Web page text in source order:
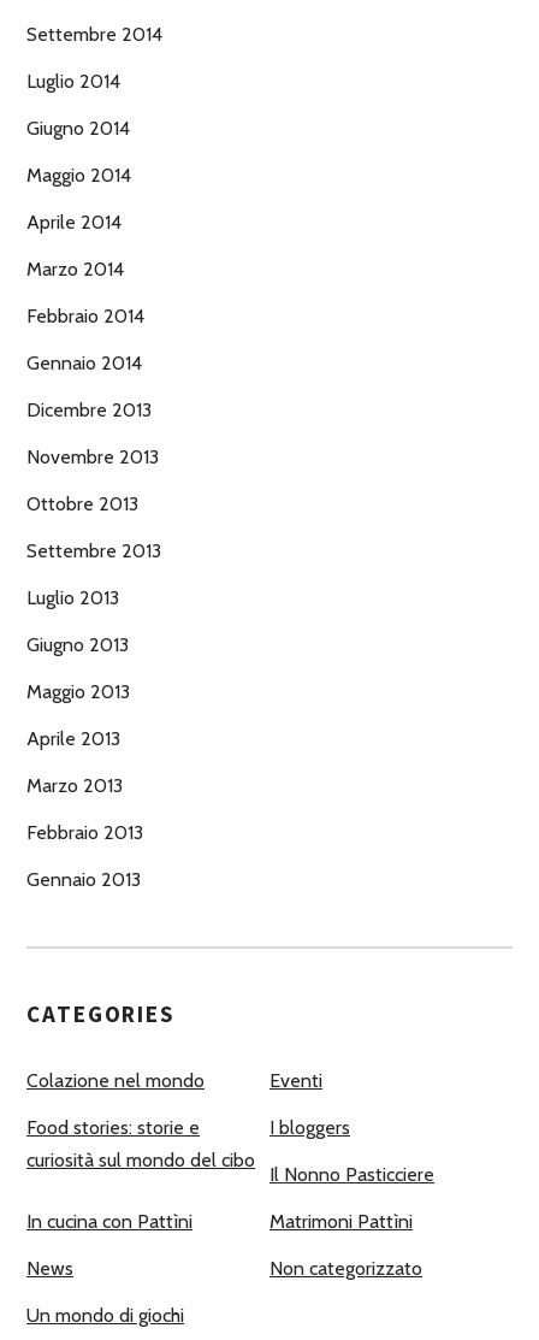
Settembre 2014
Luglio 2014
Giugno 2014
Maggio 2014
Aprile 2014
Marzo 2014
Febbraio 2014
Gennaio 2014
Dicembre 2013
Novembre 2013
Ottobre 2013
Settembre 2013
Luglio 2013
Giugno 2013
Maggio 2013
Aprile 2013
Marzo 2013
Febbraio 2013
Gennaio 2013
CATEGORIES
Colazione nel mondo Eventi
Food stories: storie e
curiosità sul mondo del cibo
I bloggers
Il Nonno Pasticciere
In cucina con Pattìni Matrimoni Pattìni
News Non categorizzato
Un mondo di giochi